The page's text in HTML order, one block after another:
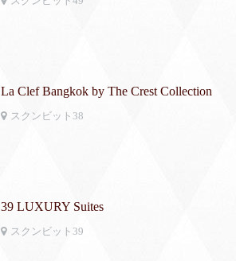
La Clef Bangkok by The Crest Collection
スクンビット38
39 LUXURY Suites
スクンビット39